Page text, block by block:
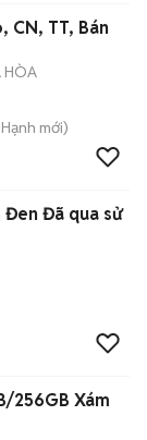
CN, TT, Bán
HÒA
mới)
Đen Đã qua sử
256GB Xám